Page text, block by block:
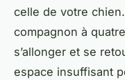
celle de votre
compagnon à
s’allonger et se
espace insuffisant